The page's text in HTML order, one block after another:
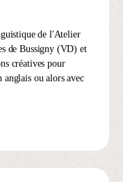
de l'Atelier
de Bussigny (VD) et
créatives pour
anglais ou alors avec